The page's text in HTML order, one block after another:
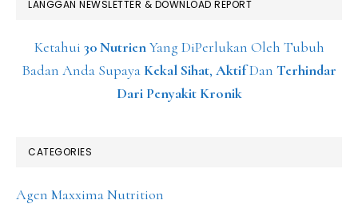
LANGGAN NEWSLETTER & DOWNLOAD REPORT
Ketahui 30 NutrienYang DiPerlukan Oleh Tubuh
Badan Anda Supaya Kekal Sihat, AktifDan Terhindar
Dari Penyakit Kronik
CATEGORIES
Agen Maxxima Nutrition